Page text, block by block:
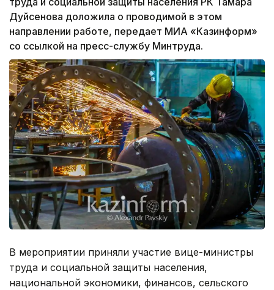
Дуйсенова доложила о проводимой в этом
направлении работе, передает МИА «Казинформ»
со ссылкой на пресс-службу Минтруда.
В мероприятии приняли участие вице-министры
труда и социальной защиты населения,
национальной экономики, финансов, сельского